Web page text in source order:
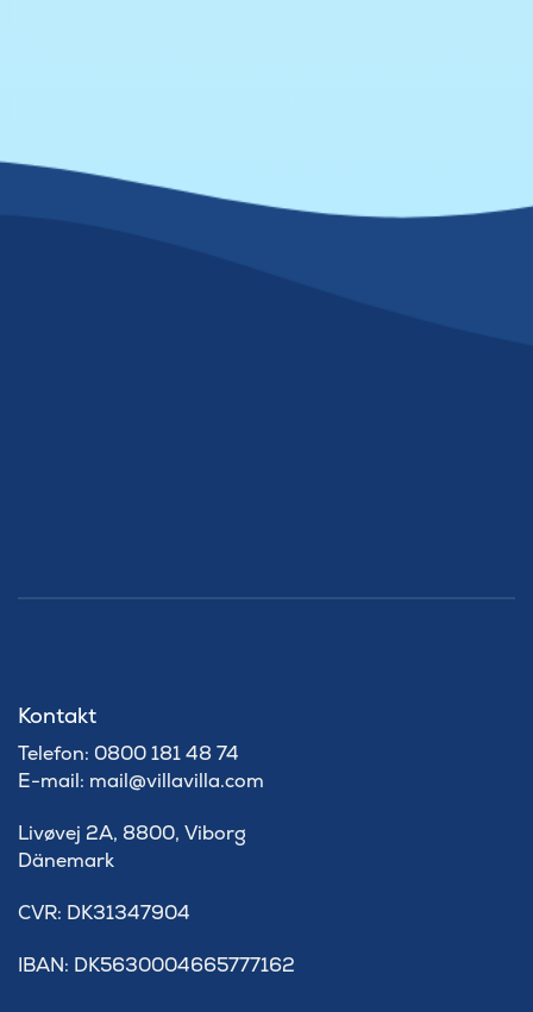
Kontakt
Telefon: 0800 181 48 74
E-mail: mail@villavilla.com
Livøvej 2A, 8800, Viborg
Dänemark
​CVR: DK31347904
IBAN: DK5630004665777162